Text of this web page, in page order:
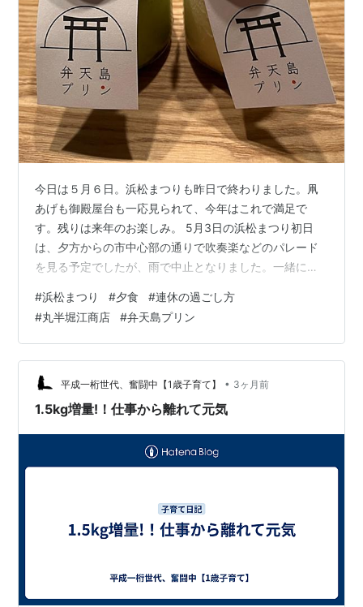
今日は５月６日。浜松まつりも昨日で終わりました。凧
あげも御殿屋台も一応見られて、今年はこれで満足で
す。残りは来年のお楽しみ。 5月3日の浜松まつり初日
は、夕方からの市中心部の通りで吹奏楽などのパレード
を見る予定でしたが、雨で中止となりました。一緒に行
べて行ってもらいました。といっても当初予定はパレー
ドに行って外で夕食ということだったので、食材はふだ
ん用のものばかりでした。 豚しゃぶとお刺身 量も少なめ
で、４人なのにお刺身が３切れづつって（笑） いろいろ
な話ができて、楽しかったです。 H君は２歳のお嬢ちゃ
んが都内でリトミックを習っていて、その時…
#浜松まつり #夕食 #連休の過ごし方
#丸半堀江商店 #弁天島プリン
平成一桁世代、奮闘中【1歳子育て】 • 3ヶ月前
1.5kg増量!！仕事から離れて元気